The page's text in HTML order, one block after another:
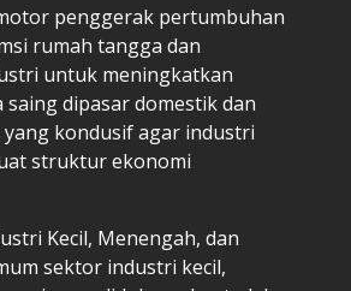
penggerak pertumbuhan
rumah tangga dan
untuk meningkatkan
dipasar domestik dan
kondusif agar industri
struktur ekonomi
Kecil, Menengah, dan
sektor industri kecil,